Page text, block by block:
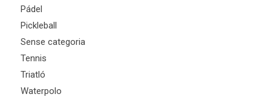
Pádel
Pickleball
Sense categoria
Tennis
Triatló
Waterpolo